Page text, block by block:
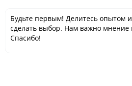
Будьте первым! Делитесь опытом
сделать выбор. Нам важно мнение
Спасибо!